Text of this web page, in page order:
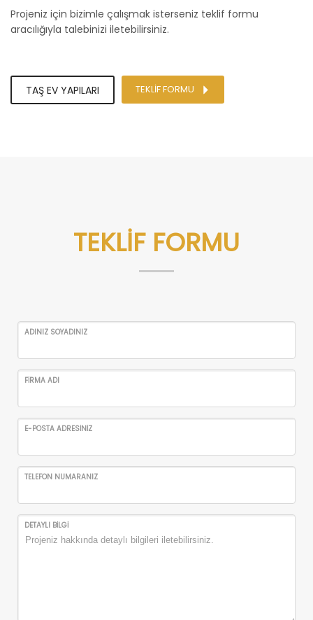
Projeniz için bizimle çalışmak isterseniz teklif formu
aracılığıyla talebinizi iletebilirsiniz.
TAŞ EV YAPILARI TEKLİF FORMU
TEKLİF FORMU
ADINIZ SOYADINIZ
FİRMA ADI
E-POSTA ADRESİNİZ
TELEFON NUMARANIZ
DETAYLI BİLGİ